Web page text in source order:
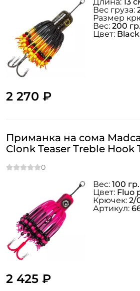
2 270 ₽
Вес груза:
Размер
Вес: 200 гр.
Цвет: Black
Приманка на сома
Clonk Teaser Treble Hook
2 425 ₽
Вес: 100 гр.
Цвет: Fluo
Крючек: 2/
Артикул: